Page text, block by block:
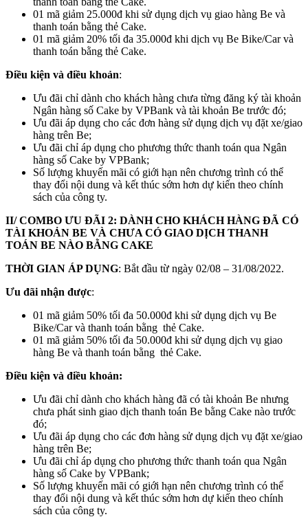
01 mã giảm 25.000đ khi sử dụng dịch vụ giao hàng Be và
thanh toán bằng thẻ Cake.
01 mã giảm 20% tối đa 35.000đ khi dịch vụ Be Bike/Car và
thanh toán bằng thẻ Cake.
Điều kiện và điều khoản:
Ưu đãi chỉ dành cho khách hàng chưa từng đăng ký tài khoản
Ngân hàng số Cake by VPBank và tài khoản Be trước đó;
Ưu đãi áp dụng cho các đơn hàng sử dụng dịch vụ đặt xe/giao
hàng trên Be;
Ưu đãi chỉ áp dụng cho phương thức thanh toán qua Ngân
hàng số Cake by VPBank;
Số lượng khuyến mãi có giới hạn nên chương trình có thể
thay đổi nội dung và kết thúc sớm hơn dự kiến theo chính
sách của công ty.
II/ COMBO ƯU ĐÃI 2: DÀNH CHO KHÁCH HÀNG ĐÃ CÓ
TÀI KHOẢN BE VÀ CHƯA CÓ GIAO DỊCH THANH
TOÁN BE NÀO BẰNG CAKE
THỜI GIAN ÁP DỤNG: Bắt đầu từ ngày 02/08 – 31/08/2022.
Ưu đãi nhận được:
01 mã giảm 50% tối đa 50.000đ khi sử dụng dịch vụ Be
Bike/Car và thanh toán bằng thẻ Cake.
01 mã giảm 50% tối đa 50.000đ khi sử dụng dịch vụ giao
hàng Be và thanh toán bằng thẻ Cake.
Điều kiện và điều khoản:
Ưu đãi chỉ dành cho khách hàng đã có tài khoản Be nhưng
chưa phát sinh giao dịch thanh toán Be bằng Cake nào trước
đó;
Ưu đãi áp dụng cho các đơn hàng sử dụng dịch vụ đặt xe/giao
hàng trên Be;
Ưu đãi chỉ áp dụng cho phương thức thanh toán qua Ngân
hàng số Cake by VPBank;
Số lượng khuyến mãi có giới hạn nên chương trình có thể
thay đổi nội dung và kết thúc sớm hơn dự kiến theo chính
sách của công ty.